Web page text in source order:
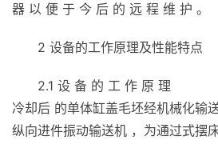
器 以 便 于 今 后 的 远 程 维 护 。
2 设备的工作原理及性能特点
2.1 设 备 的 工 作 原 理
冷却后 的单体缸盖毛坯经机械化输
纵向进件振动输送机 ，为通过式摆